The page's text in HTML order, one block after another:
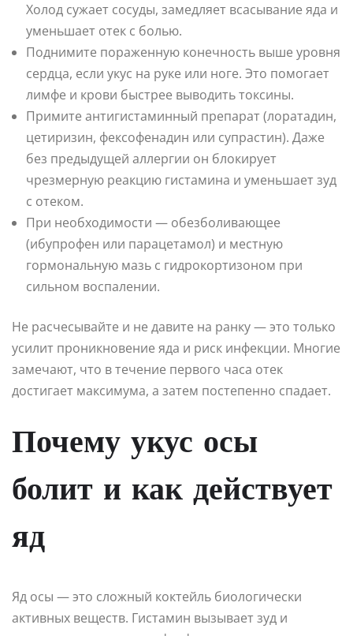
Холод сужает сосуды, замедляет всасывание яда и
уменьшает отек с болью.
Поднимите пораженную конечность выше уровня
сердца, если укус на руке или ноге. Это помогает
лимфе и крови быстрее выводить токсины.
Примите антигистаминный препарат (лоратадин,
цетиризин, фексофенадин или супрастин). Даже
без предыдущей аллергии он блокирует
чрезмерную реакцию гистамина и уменьшает зуд
с отеком.
При необходимости — обезболивающее
(ибупрофен или парацетамол) и местную
гормональную мазь с гидрокортизоном при
сильном воспалении.
Не расчесывайте и не давите на ранку — это только
усилит проникновение яда и риск инфекции. Многие
замечают, что в течение первого часа отек
достигает максимума, а затем постепенно спадает.
Почему укус осы
болит и как действует
яд
Яд осы — это сложный коктейль биологически
активных веществ. Гистамин вызывает зуд и